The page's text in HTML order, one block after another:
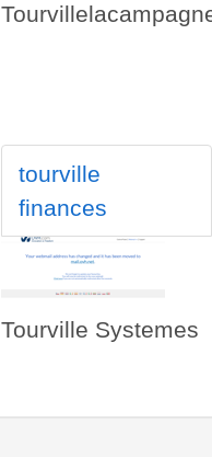
tourville
finances
Tourville Systemes